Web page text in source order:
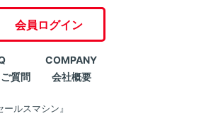
会員ログイン
質問
COMPANY
会社概要
ールスマシン』